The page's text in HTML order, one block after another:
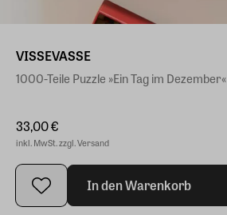
VISSEVASSE
1000-Teile Puzzle »Ein Tag im Dezember«
33,00 €
inkl. MwSt. zzgl. Versand
In den Warenkorb